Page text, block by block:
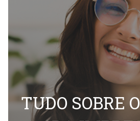
TUDO SOBRE